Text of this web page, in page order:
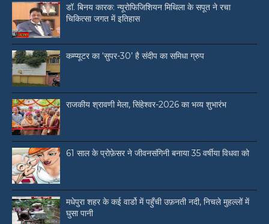
डॉ. बिनय कारक: न्यूरोफिजिशियन मिथिला के सपूत ने रचा
चिकित्सा जगत में इतिहास
कम्प्यूटर का ‘सुपर-30’ है संदीप का समिधा ग्रुप
राजकीय श्रावणी मेला, सिंहेश्वर-2026 का भव्य शुभारंभ
61 साल के प्रोफ़ेसर ने जीवनसंगिनी बनाया 35 वर्षीया विधवा को
मधेपुरा शहर के कई वार्डो में पहुँची उफ़नती नदी, निचले मुहल्लों में
घुसा पानी